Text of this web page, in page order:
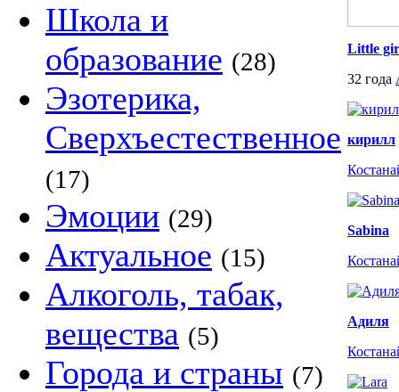
Школа и
образование (28)
Эзотерика,
Сверхъестественное
(17)
Эмоции (29)
Актуальное (15)
Алкоголь, табак,
вещества (5)
Города и страны (7)
Little
32 года
кирилл
Sabina
Адиля